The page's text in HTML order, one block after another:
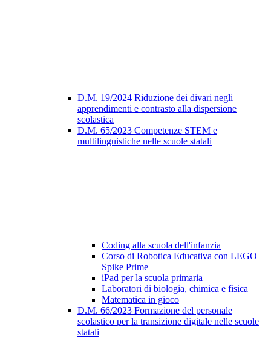
D.M. 19/2024 Riduzione dei divari negli
apprendimenti e contrasto alla dispersione
scolastica
D.M. 65/2023 Competenze STEM e
multilinguistiche nelle scuole statali
Coding alla scuola dell'infanzia
Corso di Robotica Educativa con LEGO
Spike Prime
iPad per la scuola primaria
Laboratori di biologia, chimica e fisica
Matematica in gioco
D.M. 66/2023 Formazione del personale
scolastico per la transizione digitale nelle scuole
statali